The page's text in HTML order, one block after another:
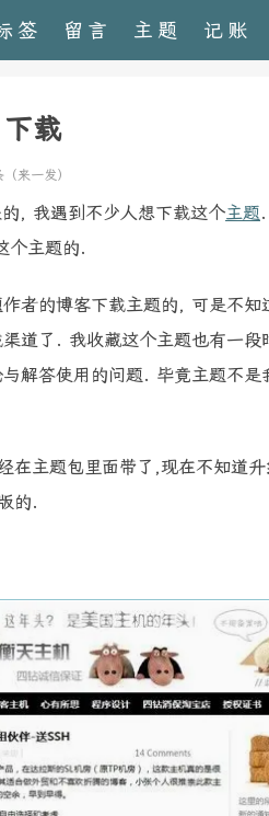
签 留言 主题 记账
载
来一发）
, 我遇到不少人想下载这个主题
个主题的.
者的博客下载主题的, 可是不
道了. 我收藏这个主题也有一
解答使用的问题. 毕竟主题不
主题包里面带了,现在不知道
的.